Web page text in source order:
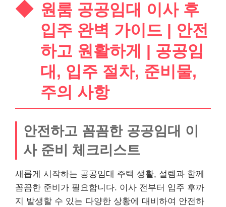
원룸 공공임대 이사 후
입주 완벽 가이드 | 안전
하고 원활하게 | 공공임
대, 입주 절차, 준비물,
주의 사항
안전하고 꼼꼼한 공공임대 이
사 준비 체크리스트
새롭게 시작하는 공공임대 주택 생활, 설렘과 함께
꼼꼼한 준비가 필요합니다. 이사 전부터 입주 후까
지 발생할 수 있는 다양한 상황에 대비하여 안전하